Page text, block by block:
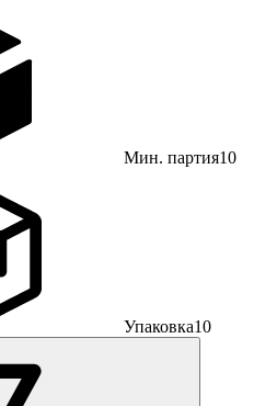
Мин. партия10
Упаковка10